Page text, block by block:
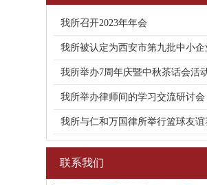
我所召开2023年年会
我所举办7周年庆暨中秋茶话会活
我所举办律师间的学习交流研讨会
我所与仁和万国律所举行篮球友谊
联系我们